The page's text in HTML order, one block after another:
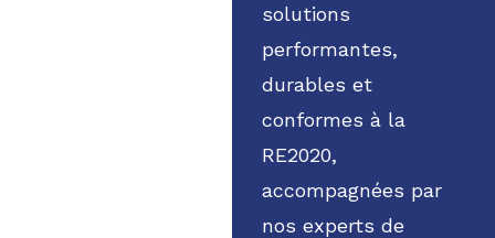
solutions
performantes,
durables et
conformes à la
RE2020,
accompagnées par
nos experts de